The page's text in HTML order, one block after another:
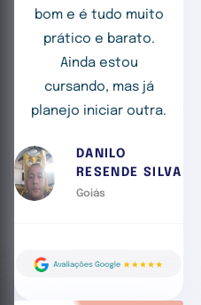
bom e é tudo muito
prático e barato.
Ainda estou
cursando, mas já
planejo iniciar outra.
DANILO
RESENDE SILVA
Goiás